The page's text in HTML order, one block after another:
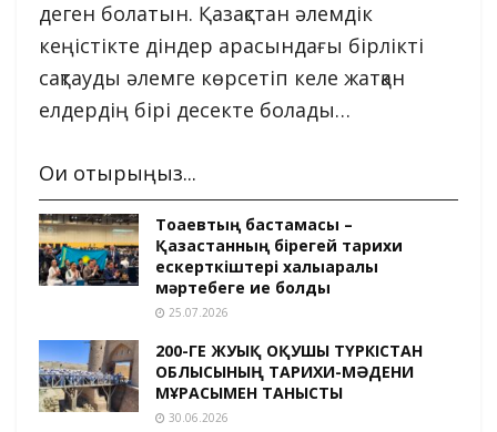
деген болатын. Қазақстан әлемдік
кеңістікте діндер арасындағы бірлікті
сақтауды әлемге көрсетіп келе жатқан
елдердің бірі десекте болады…
Оқи отырыңыз...
Тоқаевтың бастамасы –
Қазақстанның бірегей тарихи
ескерткіштері халықаралық
мәртебеге ие болды
25.07.2026
200-ГЕ ЖУЫҚ ОҚУШЫ ТҮРКІСТАН
ОБЛЫСЫНЫҢ ТАРИХИ-МӘДЕНИ
МҰРАСЫМЕН ТАНЫСТЫ
30.06.2026